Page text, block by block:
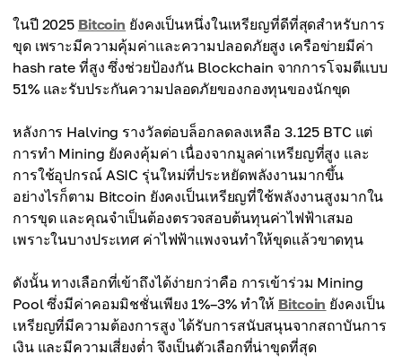
ในปี 2025 Bitcoin ยังคงเป็นหนึ่งในเหรียญที่ดีที่สุดสำหรับการ
ขุด เพราะมีความคุ้มค่าและความปลอดภัยสูง เครือข่ายมีค่า
hash rate ที่สูง ซึ่งช่วยป้องกัน Blockchain จากการโจมตีแบบ
51% และรับประกันความปลอดภัยของกองทุนของนักขุด
หลังการ Halving รางวัลต่อบล็อกลดลงเหลือ 3.125 BTC แต่
การทำ Mining ยังคงคุ้มค่า เนื่องจากมูลค่าเหรียญที่สูง และ
การใช้อุปกรณ์ ASIC รุ่นใหม่ที่ประหยัดพลังงานมากขึ้น
อย่างไรก็ตาม Bitcoin ยังคงเป็นเหรียญที่ใช้พลังงานสูงมากใน
การขุด และคุณจำเป็นต้องตรวจสอบต้นทุนค่าไฟฟ้าเสมอ
เพราะในบางประเทศ ค่าไฟฟ้าแพงจนทำให้ขุดแล้วขาดทุน
ดังนั้น ทางเลือกที่เข้าถึงได้ง่ายกว่าคือ การเข้าร่วม Mining
Pool ซึ่งมีค่าคอมมิชชั่นเพียง 1%–3% ทำให้ Bitcoin ยังคงเป็น
เหรียญที่มีความต้องการสูง ได้รับการสนับสนุนจากสถาบันการ
เงิน และมีความเสี่ยงต่ำ จึงเป็นตัวเลือกที่น่าขุดที่สุด